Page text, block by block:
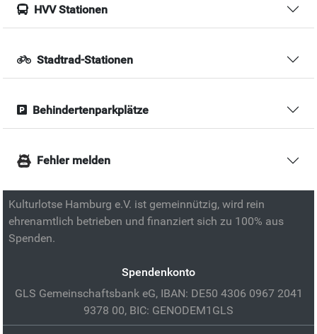
HVV Stationen
Stadtrad-Stationen
Behindertenparkplätze
Fehler melden
Kulturlotse Hamburg e.V. ist gemeinnützig, wird rein
ehrenamtlich betrieben und finanziert sich zu 100% aus
Spenden.
Spendenkonto
GLS Gemeinschaftsbank eG, IBAN: DE50 4306 0967 2041
9378 00, BIC: GENODEM1GLS